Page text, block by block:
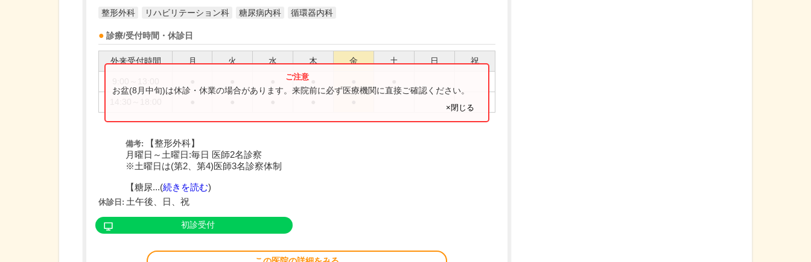
整形外科 リハビリテーション科 糖尿病内科 循環器内科
診療/受付時間・休診日
外来受付時間 月 火 水 木 金 土 日 祝
お盆(8月中旬)は休診・休業の場合があります。来院前に必ず医療機関に直接ご確認ください。
×閉じる
備考:
【整形外科】
月曜日～土曜日:毎日 医師2名診察
※土曜日は(第2、第4)医師3名診察体制
【糖尿...(続きを読む)
休診日: 土午後、日、祝
初診受付